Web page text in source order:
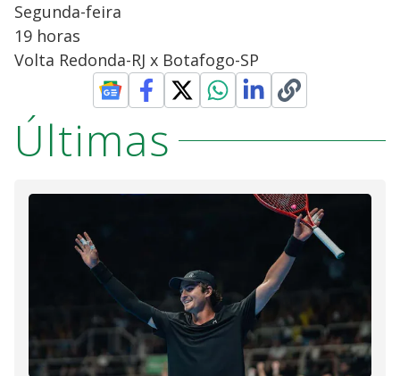
Segunda-feira
19 horas
Volta Redonda-RJ x Botafogo-SP
Últimas